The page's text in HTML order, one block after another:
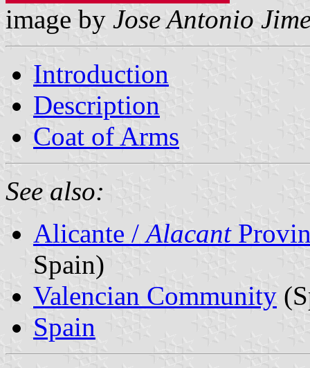
image by Jose Antonio
Introduction
Description
Coat of Arms
See also:
Alicante /Alacant
Spain)
Valencian Community
Spain